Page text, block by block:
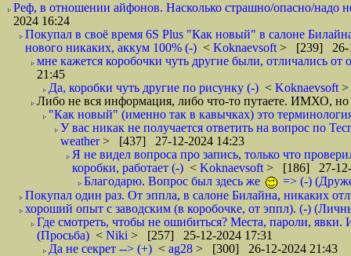
Реф, в отношении айфонов. Насколько страшно/опасно/надо
2024 16:24
Покупал в своё время 6S Plus "Как новый" в салоне
нового никаких, аккум 100% (-) < Koknaevsoft > [239] 26-
мне кажется коробочки чуть другие были, отличались
21:45
Да, коробки чуть другие по рисунку (-) < Koknaevsoft
Либо не вся информация, либо что-то путаете. ИМХО,
"Как новый" (именно так в кавычках) это
У вас никак не получается ответить на вопрос по
weather> [437] 27-12-2024 14:23
Я не видел вопроса про запись, только что
коробки, работает (-) < Koknaevsoft > [186] 27-12-
Благодарю. Вопрос был здесь же
=> (-)
Покупал один раз. От эппла, в салоне Билайна, никаких
хороший опыт с заводским (в коробочке, от эппл). (-)
Где смотреть, чтобы не ошибиться? Места, пароли,
(Просьба) < Niki > [257] 25-12-2024 17:31
Да не секрет --> (+) < ag28 > [300] 26-12-2024 21:43